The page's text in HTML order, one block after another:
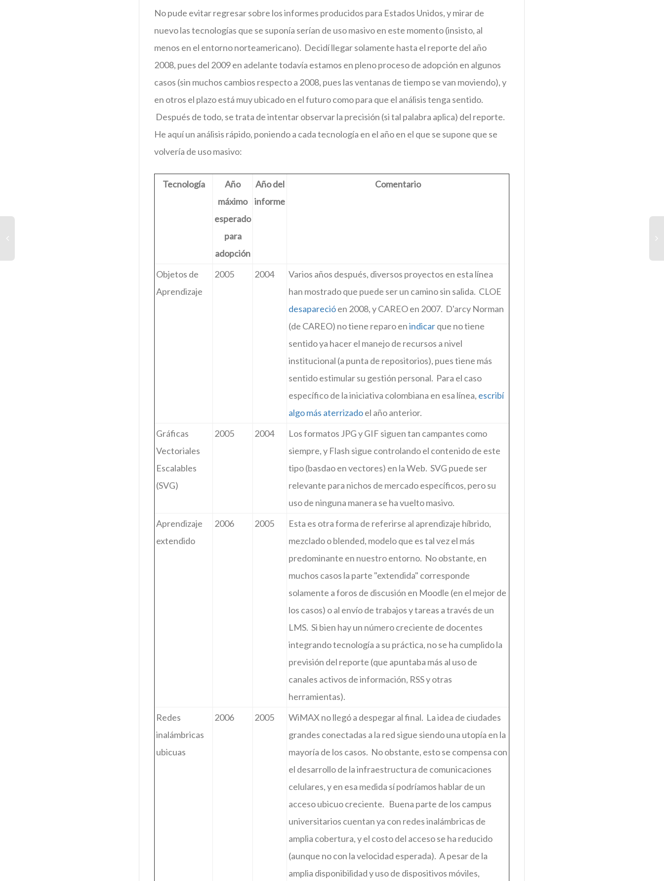
No pude evitar regresar sobre los informes producidos para Estados Unidos, y mirar de
nuevo las tecnologías que se suponía serían de uso masivo en este momento (insisto, al
menos en el entorno norteamericano). Decidí llegar solamente hasta el reporte del año
2008, pues del 2009 en adelante todavía estamos en pleno proceso de adopción en algunos
casos (sin muchos cambios respecto a 2008, pues las ventanas de tiempo se van moviendo), y
en otros el plazo está muy ubicado en el futuro como para que el análisis tenga sentido.
Después de todo, se trata de intentar observar la precisión (si tal palabra aplica) del reporte.
He aquí un análisis rápido, poniendo a cada tecnología en el año en el que se supone que se
volvería de uso masivo:
Tecnología
Año
máximo
esperado
para
adopción
Año del
informe
Comentario
Objetos de
Aprendizaje
2005 2004
Varios años después, diversos proyectos en esta línea
han mostrado que puede ser un camino sin salida. CLOE
desaparecióen 2008, y CAREO en 2007. D'arcy Norman
(de CAREO) no tiene reparo enindicarque no tiene
sentido ya hacer el manejo de recursos a nivel
institucional (a punta de repositorios), pues tiene más
sentido estimular su gestión personal. Para el caso
específico de la iniciativa colombiana en esa línea, escribí
algo más aterrizadoel año anterior.
Gráficas
Vectoriales
Escalables
(SVG)
2005 2004
Los formatos JPG y GIF siguen tan campantes como
siempre, y Flash sigue controlando el contenido de este
tipo (basdao en vectores) en la Web. SVG puede ser
relevante para nichos de mercado específicos, pero su
uso de ninguna manera se ha vuelto masivo.
Aprendizaje
extendido
2006 2005
Esta es otra forma de referirse al aprendizaje híbrido,
mezclado o blended, modelo que es tal vez el más
predominante en nuestro entorno. No obstante, en
muchos casos la parte "extendida" corresponde
solamente a foros de discusión en Moodle (en el mejor de
los casos) o al envío de trabajos y tareas a través de un
LMS. Si bien hay un número creciente de docentes
integrando tecnología a su práctica, no se ha cumplido la
previsión del reporte (que apuntaba más al uso de
canales activos de información, RSS y otras
herramientas).
Redes
inalámbricas
ubicuas
2006 2005
WiMAX no llegó a despegar al final. La idea de ciudades
grandes conectadas a la red sigue siendo una utopía en la
mayoría de los casos. No obstante, esto se compensa con
el desarrollo de la infraestructura de comunicaciones
celulares, y en esa medida sí podríamos hablar de un
acceso ubicuo creciente. Buena parte de los campus
universitarios cuentan ya con redes inalámbricas de
amplia cobertura, y el costo del acceso se ha reducido
(aunque no con la velocidad esperada). A pesar de la
amplia disponibilidad y uso de dispositivos móviles,